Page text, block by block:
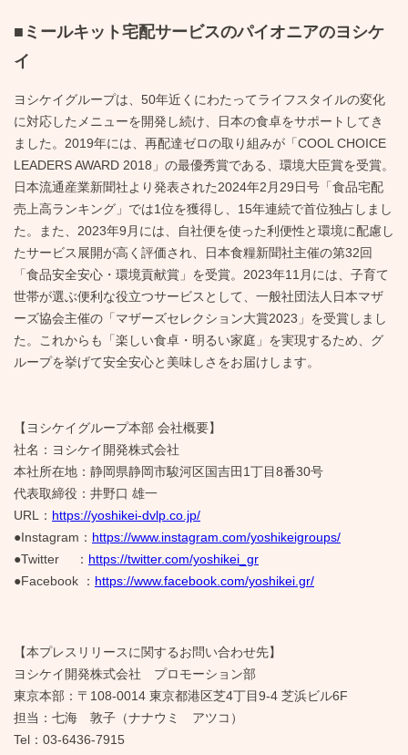
■ミールキット宅配サービスのパイオニアのヨシケ
イ
ヨシケイグループは、50年近くにわたってライフスタイルの変化
に対応したメニューを開発し続け、日本の食卓をサポートしてき
ました。2019年には、再配達ゼロの取り組みが「COOL CHOICE
LEADERS AWARD 2018」の最優秀賞である、環境大臣賞を受賞。
日本流通産業新聞社より発表された2024年2月29日号「食品宅配
売上高ランキング」では1位を獲得し、15年連続で首位独占しまし
た。また、2023年9月には、自社便を使った利便性と環境に配慮し
たサービス展開が高く評価され、日本食糧新聞社主催の第32回
「食品安全安心・環境貢献賞」を受賞。2023年11月には、子育て
世帯が選ぶ便利な役立つサービスとして、一般社団法人日本マザ
ーズ協会主催の「マザーズセレクション大賞2023」を受賞しまし
た。これからも「楽しい食卓・明るい家庭」を実現するため、グ
ループを挙げて安全安心と美味しさをお届けします。
【ヨシケイグループ本部 会社概要】
社名：ヨシケイ開発株式会社
本社所在地：静岡県静岡市駿河区国吉田1丁目8番30号
代表取締役：井野口 雄一
URL： https://yoshikei-dvlp.co.jp/
●Instagram： https://www.instagram.com/yoshikeigroups/
●Twitter ： https://twitter.com/yoshikei_gr
●Facebook ： https://www.facebook.com/yoshikei.gr/
【本プレスリリースに関するお問い合わせ先】
ヨシケイ開発株式会社 プロモーション部
東京本部：〒108-0014 東京都港区芝4丁目9-4 芝浜ビル6F
担当：七海 敦子（ナナウミ アツコ）
Tel：03-6436-7915